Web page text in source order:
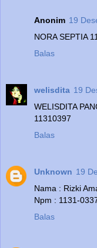
Anonim 19
NORA SEPTIA
Balas
welisdita 19
WELISDITA
11310397
Balas
Unknown 19
Nama : Rizki
Npm : 1131-
Balas